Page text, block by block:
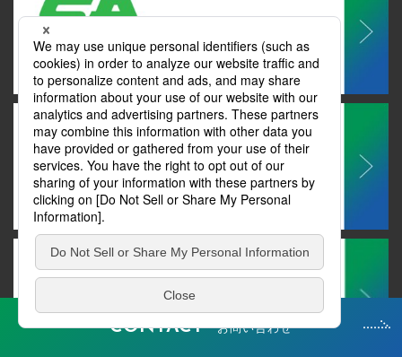
CONTACT お問い合わせ